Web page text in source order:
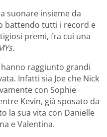
suonare insieme da
battendo tutti i record e
premi, fra cui una
raggiunto grandi
Infatti sia Joe che Nick
con Sophie
Kevin, già sposato da
la sua vita con Danielle
e Valentina.